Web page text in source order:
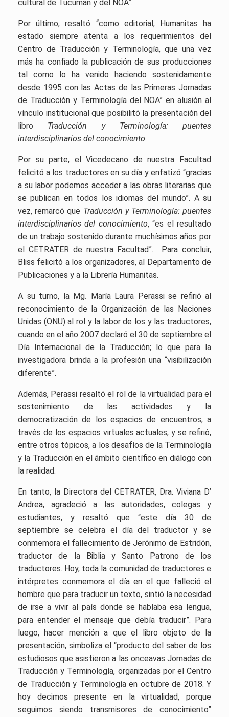
cultural de Tucumán y del NOA”.
Por último, resaltó “como editorial, Humanitas ha
estado siempre atenta a los requerimientos del
Centro de Traducción y Terminología, que una vez
más ha confiado la publicación de sus producciones
tal como lo ha venido haciendo sostenidamente
desde 1995 con las Actas de las Primeras Jornadas
de Traducción y Terminología del NOA” en alusión al
vínculo institucional que posibilitó la presentación del
libro Traducción y Terminología: puentes
interdisciplinarios del conocimiento.
Por su parte, el Vicedecano de nuestra Facultad
felicitó a los traductores en su día y enfatizó “gracias
a su labor podemos acceder a las obras literarias que
se publican en todos los idiomas del mundo”. A su
vez, remarcó que Traducción y Terminología: puentes
interdisciplinarios del conocimiento, “es el resultado
de un trabajo sostenido durante muchísimos años por
el CETRATER de nuestra Facultad”. Para concluir,
Bliss felicitó a los organizadores, al Departamento de
Publicaciones y a la Librería Humanitas.
A su turno, la Mg. María Laura Perassi se refirió al
reconocimiento de la Organización de las Naciones
Unidas (ONU) al rol y la labor de los y las traductores,
cuando en el año 2007 declaró el 30 de septiembre el
Día Internacional de la Traducción; lo que para la
investigadora brinda a la profesión una “visibilización
diferente”.
Además, Perassi resaltó el rol de la virtualidad para el
sostenimiento de las actividades y la
democratización de los espacios de encuentros, a
través de los espacios virtuales actuales, y se refirió,
entre otros tópicos, a los desafíos de la Terminología
y la Traducción en el ámbito científico en diálogo con
la realidad.
En tanto, la Directora del CETRATER, Dra. Viviana D’
Andrea, agradeció a las autoridades, colegas y
estudiantes, y resaltó que “este día 30 de
septiembre se celebra el día del traductor y se
conmemora el fallecimiento de Jerónimo de Estridón,
traductor de la Biblia y Santo Patrono de los
traductores. Hoy, toda la comunidad de traductores e
intérpretes conmemora el día en el que falleció el
hombre que para traducir un texto, sintió la necesidad
de irse a vivir al país donde se hablaba esa lengua,
para entender el mensaje que debía traducir”. Para
luego, hacer mención a que el libro objeto de la
presentación, simboliza el “producto del saber de los
estudiosos que asistieron a las onceavas Jornadas de
Traducción y Terminología, organizadas por el Centro
de Traducción y Terminología en octubre de 2018. Y
hoy decimos presente en la virtualidad, porque
seguimos siendo transmisores de conocimiento”